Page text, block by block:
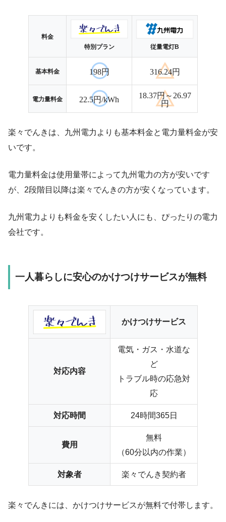
料金
特別プラン
従量電灯B
基本料金 198円 316.24円
電力量料金 22.5円/kWh
18.37円～26.97
円
楽々でんきは、九州電力よりも基本料金と電力量料金が安
いです。
電力量料金は使用量帯によって九州電力の方が安いです
が、2段階目以降は楽々でんきの方が安くなっています。
九州電力よりも料金を安くしたい人にも、ぴったりの電力
会社です。
一人暮らしに安心のかけつけサービスが無料
かけつけサービス
対応内容
電気・ガス・水道な
ど
トラブル時の応急対
応
対応時間 24時間365日
費用
無料
（60分以内の作業）
対象者 楽々でんき契約者
楽々でんきには、かけつけサービスが無料で付帯します。